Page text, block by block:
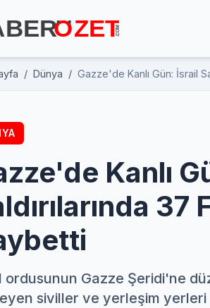
Dünya Gazze'de Kanlı Gün: İsrail
Kanlı
37
ordusunun Gazze Şeridi'ne
siviller ve yerleşim yerleri